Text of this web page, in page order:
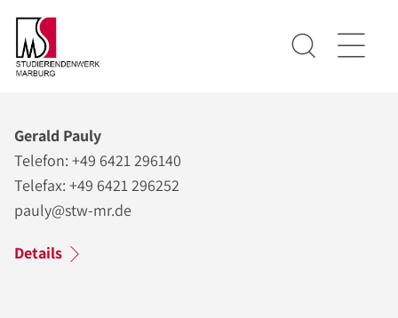
Gerald Pauly
Telefon: +49 6421 296140
Telefax: +49 6421 296252
pauly@stw-mr.de
Details